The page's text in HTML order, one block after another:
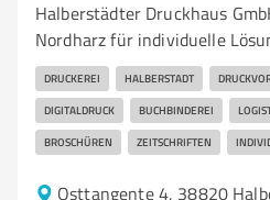
Halberstädter Druckhaus
Nordharz für individuelle
DRUCKEREI HALBERSTADT
DIGITALDRUCK BUCHBINDEREI
BROSCHÜREN ZEITSCHRIFTEN
Osttangente 4, 38820